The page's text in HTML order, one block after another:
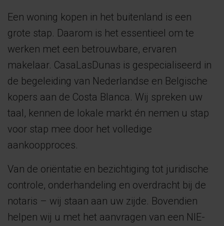
Een woning kopen in het buitenland is een
grote stap. Daarom is het essentieel om te
werken met een betrouwbare, ervaren
makelaar. CasaLasDunas is gespecialiseerd in
de begeleiding van Nederlandse en Belgische
kopers aan de Costa Blanca. Wij spreken uw
taal, kennen de lokale markt én nemen u stap
voor stap mee door het volledige
aankoopproces.
Van de oriëntatie en bezichtiging tot juridische
controle, onderhandeling en overdracht bij de
notaris – wij staan aan uw zijde. Bovendien
helpen wij u met het aanvragen van een NIE-